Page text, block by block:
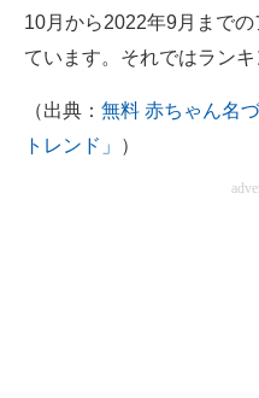
経営リーダーのコミュニティ
マーケ×ITの今がよく分かる
10月から2022年9月まで
ています。それではラン
（出典： 無料 赤ちゃん名
トレンド」
）